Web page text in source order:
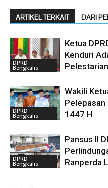
ARTIKEL TERKAIT DARI
DPRD
Bengkalis
Ketua
Kenduri
DPRD
Bengkalis
Wakili
Pelepasan
1447 H
DPRD
Bengkalis
Pansus II
Ranperda